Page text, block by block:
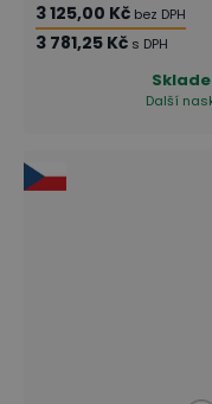
3 125,00 Kč bez DPH
3 781,25 Kč s DPH
Další